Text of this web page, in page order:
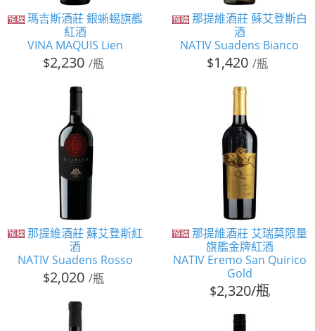
瑪吉斯酒莊 銀蜥蜴旗艦
紅酒
VINA MAQUIS Lien
$2,230 /瓶
那提維酒莊 蘇艾登斯白
酒
NATIV Suadens Bianco
$1,420 /瓶
那提維酒莊 蘇艾登斯紅
酒
NATIV Suadens Rosso
$2,020 /瓶
那提維酒莊 艾瑞莫限量
旗艦金牌紅酒
NATIV Eremo San Quirico
Gold
$2,320/瓶